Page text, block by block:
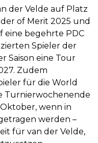
der Velde auf Platz
of Merit 2025 und
eine begehrte PDC
Spieler der
Saison eine Tour
Zudem
für die World
Turnierwochenende
Oktober, wenn in
werden –
für van der Velde,